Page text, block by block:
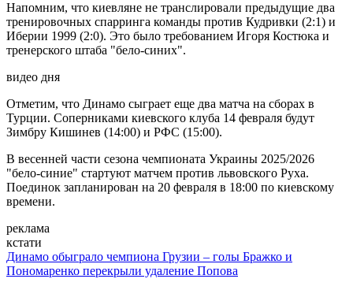
Напомним, что киевляне не транслировали предыдущие два
тренировочных спарринга команды против Кудривки (2:1) и
Иберии 1999 (2:0). Это было требованием Игоря Костюка и
тренерского штаба "бело-синих".
видео дня
Отметим, что Динамо сыграет еще два матча на сборах в
Турции. Соперниками киевского клуба 14 февраля будут
Зимбру Кишинев (14:00) и РФС (15:00).
В весенней части сезона чемпионата Украины 2025/2026
"бело-синие" стартуют матчем против львовского Руха.
Поединок запланирован на 20 февраля в 18:00 по киевскому
времени.
реклама
кстати
Динамо обыграло чемпиона Грузии – голы Бражко и
Пономаренко перекрыли удаление Попова